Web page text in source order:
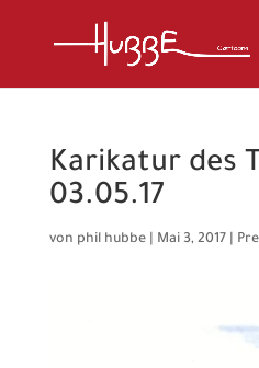
Karikatur des
03.05.17
von phil hubbe| Mai 3, 2017